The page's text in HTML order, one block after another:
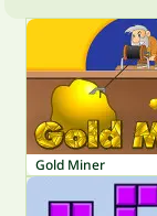
Gold Miner